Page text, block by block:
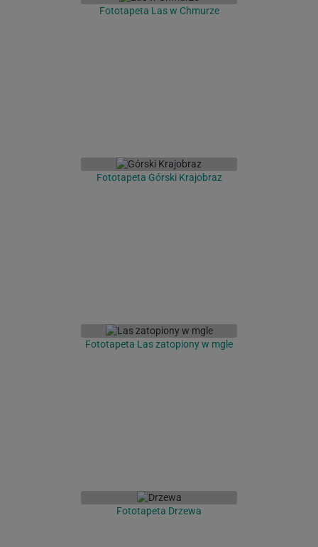
Fototapeta Las w Chmurze
Fototapeta Górski Krajobraz
Fototapeta Las zatopiony w mgle
Fototapeta Drzewa